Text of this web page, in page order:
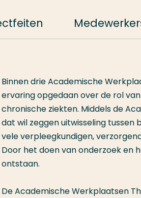
Binnen drie Academische
ervaring opgedaan over de rol
chronische ziekten. Middels de
dat wil zeggen uitwisseling tussen
vele verpleegkundigen,
Door het doen van onderzoek en
ontstaan.
De Academische Werkplaatsen